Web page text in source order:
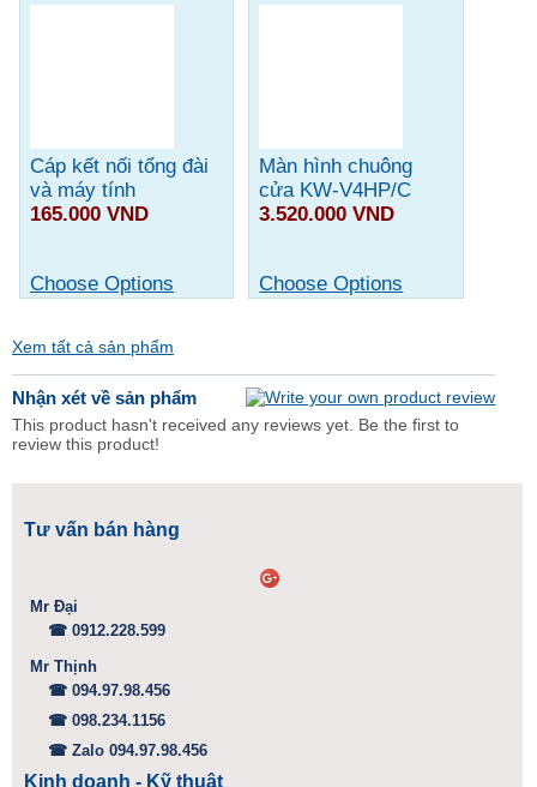
Cáp kết nối tổng đài
và máy tính
165.000 VND
Choose Options
Màn hình chuông
cửa KW-V4HP/C
3.520.000 VND
Choose Options
Xem tất cả sản phẩm
Nhận xét về sản phẩm
This product hasn't received any reviews yet. Be the first to
review this product!
Tư vấn bán hàng
Mr Đại
☎ 0912.228.599
Mr Thịnh
☎ 094.97.98.456
☎ 098.234.1156
☎ Zalo 094.97.98.456
Kinh doanh - Kỹ thuật